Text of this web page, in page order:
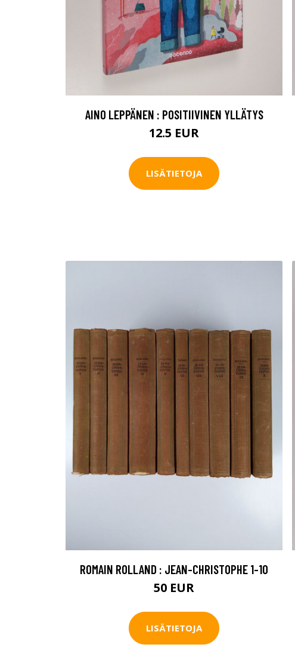
AINO LEPPÄNEN : POSITIIVINEN YLLÄTYS
12.5 EUR
LISÄTIETOJA
ROMAIN ROLLAND : JEAN-CHRISTOPHE 1-10
50 EUR
LISÄTIETOJA